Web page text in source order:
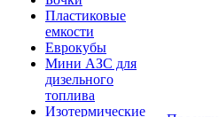
Пластиковые
емкости
Еврокубы
Мини АЗС для
дизельного
топлива
Изотермические